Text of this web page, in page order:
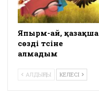
Япырм-ай, қазақша
сөзді түсіне
алмадым
АЛДЫҢҒЫ КЕЛЕСІ